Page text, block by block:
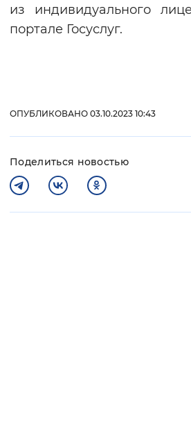
из индивидуального
портале Госуслуг.
ОПУБЛИКОВАНО 03.10.2023 10:43
Поделиться новостью